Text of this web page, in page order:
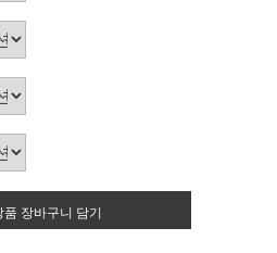
장바구니 담기